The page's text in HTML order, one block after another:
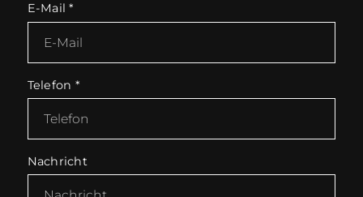
E-Mail*
Telefon *
Nachricht